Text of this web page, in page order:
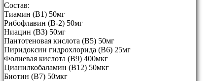
Состав:
Тиамин (В1) 50мг
Рибофлавин (В-2) 50мг
Ниацин (ВЗ) 50мг
Пантотеновая кислота (В5) 50мг
Пиридоксин гидрохлорида (В6) 25мг
Фолиевая кислота (В9) 400мкг
Цианилкобаламин (В12) 50мкг
Биотин (В7) 50мкг